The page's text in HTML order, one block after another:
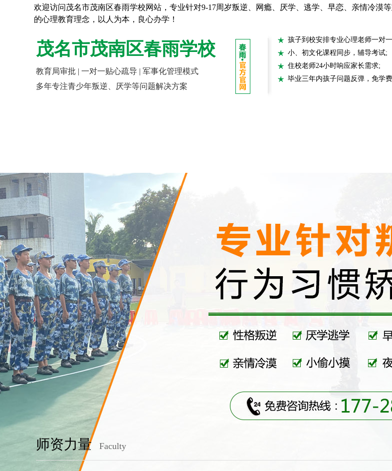
茂名市茂南区春雨学校
教育局审批 | 一对一贴心疏导 | 军事化管理模式
多年专注青少年叛逆、厌学等问题解决方案
孩子到校安排专业心理老师一对一
小、初文化课程同步，辅导考试;
住校老师24小时响应家长需求;
毕业三年内孩子问题反弹，免学费
欢迎访问茂名市茂南区春雨学校网站，专业针对9-17周岁叛逆、网瘾、厌学、逃学、早恋、亲情冷漠
的心理教育理念，以人为本，良心办学！
师资力量 Faculty